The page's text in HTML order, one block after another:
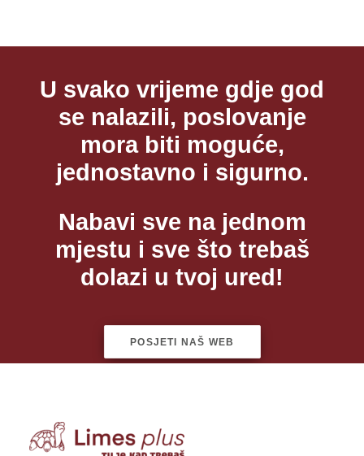
U svako vrijeme gdje god
se nalazili, poslovanje
mora biti moguće,
jednostavno i sigurno.
Nabavi sve na jednom
mjestu i sve što trebaš
dolazi u tvoj ured!
POSJETI NAŠ WEB